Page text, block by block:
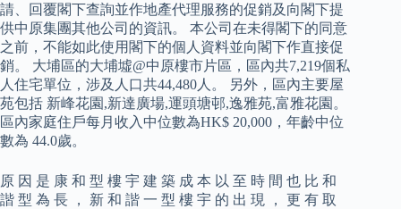
請、回覆閣下查詢並作地產代理服務的促銷及向閣下提
供中原集團其他公司的資訊。 本公司在未得閣下的同意
之前，不能如此使用閣下的個人資料並向閣下作直接促
銷。 大埔區的大埔墟@中原樓市片區，區內共7,219個私
人住宅單位，涉及人口共44,480人。 另外，區內主要屋
苑包括 新峰花園,新達廣場,運頭塘邨,逸雅苑,富雅花園。
區內家庭住戶每月收入中位數為HK$ 20,000，年齡中位
數為 44.0歲。
原 因 是 康 和 型 樓 宇 建 築 成 本 以 至 時 間 也 比 和
諧 型 為 長 ， 新 和 諧 一 型 樓 宇 的 出 現 ， 更 有 取